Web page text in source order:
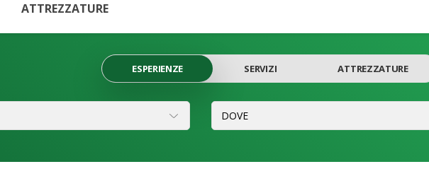
ATTREZZATURE
ESPERIENZE SERVIZI ATTREZZATURE